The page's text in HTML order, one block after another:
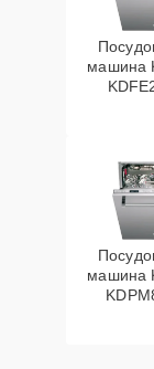
машина
машина